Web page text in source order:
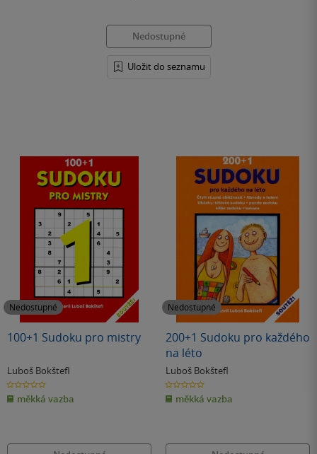
Nedostupné
Uložit do seznamu
Nedostupné
100+1 Sudoku pro mistry
Luboš Bokštefl
0.0
z
5
hvězdiček
měkká vazba
Nedostupné
200+1 Sudoku pro každého
na léto
Luboš Bokštefl
0.0
z
5
hvězdiček
měkká vazba